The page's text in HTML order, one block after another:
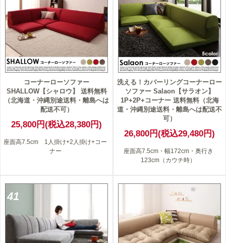
コーナーローソファー
SHALLOW【シャロウ】 送料無料
（北海道・沖縄別途送料・離島へは
配送不可）
25,800円(税込28,380円)
座面高7.5cm 1人掛け+2人掛け+コー
ナー
洗える！カバーリングコーナーロー
ソファー Salaon【サラオン】
1P+2P+コーナー 送料無料（北海
道・沖縄別途送料・離島へは配送不
可）
26,800円(税込29,480円)
座面高7.5cm・幅172cm・奥行き
123cm（カウチ時）
41